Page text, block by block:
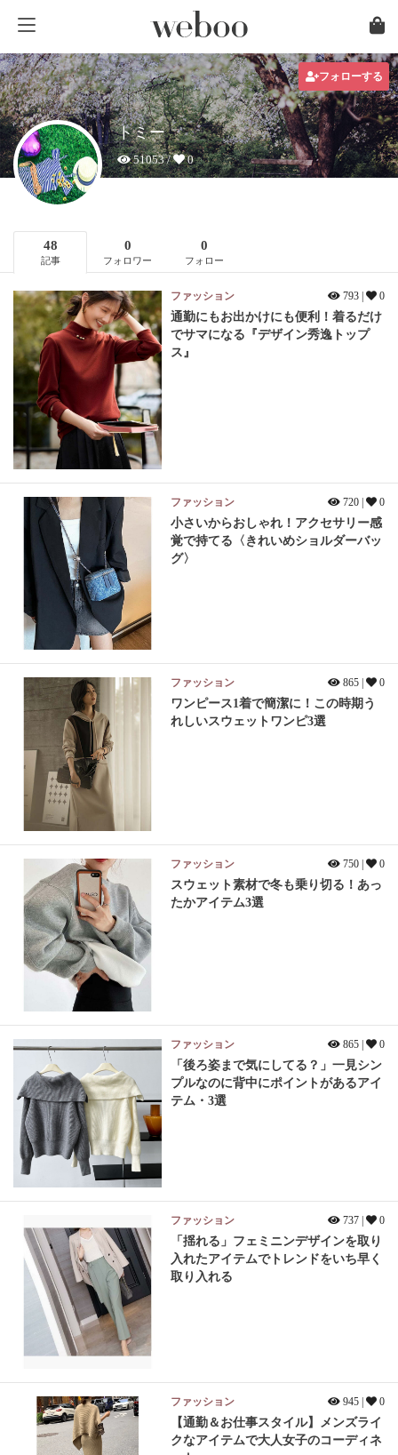
フォローする
トミー
51053 / 0
48
記事
0
フォロワー
0
フォロー
ファッション 793 | 0
通勤にもお出かけにも便利！着るだけ
でサマになる『デザイン秀逸トップ
ス』
ファッション 720 | 0
小さいからおしゃれ！アクセサリー感
覚で持てる〈きれいめショルダーバッ
グ〉
ファッション 865 | 0
ワンピース1着で簡潔に！この時期う
れしいスウェットワンピ3選
ファッション 750 | 0
スウェット素材で冬も乗り切る！あっ
たかアイテム3選
ファッション 865 | 0
「後ろ姿まで気にしてる？」一見シン
プルなのに背中にポイントがあるアイ
テム・3選
ファッション 737 | 0
「揺れる」フェミニンデザインを取り
入れたアイテムでトレンドをいち早く
取り入れる
ファッション 945 | 0
【通勤＆お仕事スタイル】メンズライ
クなアイテムで大人女子のコーディネ